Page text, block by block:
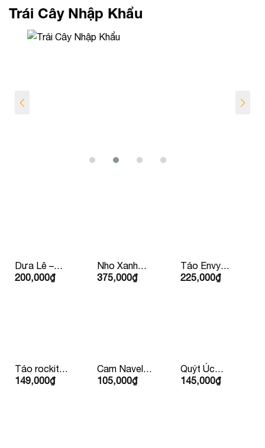
Trái Cây Nhập Khẩu
Dưa Lê –
Hàn Quốc
200,000₫
Nho Xanh
Bay Úc/ Mỹ
375,000₫
Táo Envy
Mỹ/
225,000₫
Táo rockit
424g 4 Quả
149,000₫
Cam Navel
Ruột Vàng
105,000₫
Quýt Úc
Hàng Bay
145,000₫